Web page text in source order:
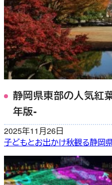
静岡県東部の人気紅
年版-
2025年11月26日
子どもとお出かけ秋観る静岡